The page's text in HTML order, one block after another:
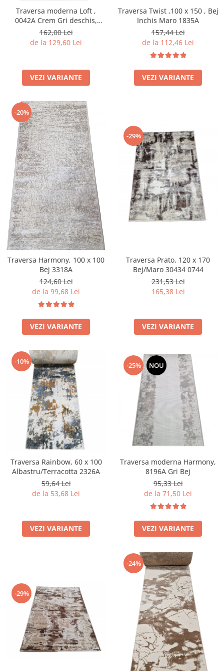
Traversa moderna Loft ,
0042A Crem Gri deschis,
A.Gri, Living, Dormitor, Hol
162,00 Lei
de la 129,60 Lei
VEZI VARIANTE
Traversa Twist ,100 x 150 , Bej
Inchis Maro 1835A
157,44 Lei
de la 112,46 Lei
VEZI VARIANTE
-20%
Traversa Harmony, 100 x 100
Bej 3318A
124,60 Lei
de la 99,68 Lei
VEZI VARIANTE
-29%
Traversa Prato, 120 x 170
Bej/Maro 30434 0744
231,53 Lei
165,38 Lei
VEZI VARIANTE
-10%
Traversa Rainbow, 60 x 100
Albastru/Terracotta 2326A
59,64 Lei
de la 53,68 Lei
VEZI VARIANTE
-25% NOU
Traversa moderna Harmony,
8196A Gri Bej
95,33 Lei
de la 71,50 Lei
VEZI VARIANTE
-29%
-24%